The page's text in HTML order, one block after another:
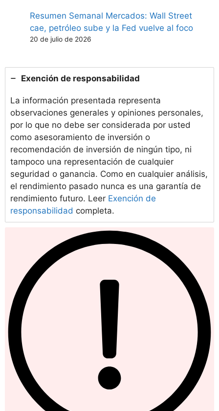
Resumen Semanal Mercados: Wall Street
cae, petróleo sube y la Fed vuelve al foco
20 de julio de 2026
Exención de responsabilidad
La información presentada representa
observaciones generales y opiniones personales,
por lo que no debe ser considerada por usted
como asesoramiento de inversión o
recomendación de inversión de ningún tipo, ni
tampoco una representación de cualquier
seguridad o ganancia. Como en cualquier análisis,
el rendimiento pasado nunca es una garantía de
rendimiento futuro. Leer Exención de
responsabilidad completa.